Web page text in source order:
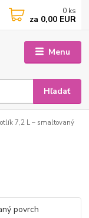
Menu
Hľadať
0 ks
za 0,00 EUR
7,2 L – smaltovaný